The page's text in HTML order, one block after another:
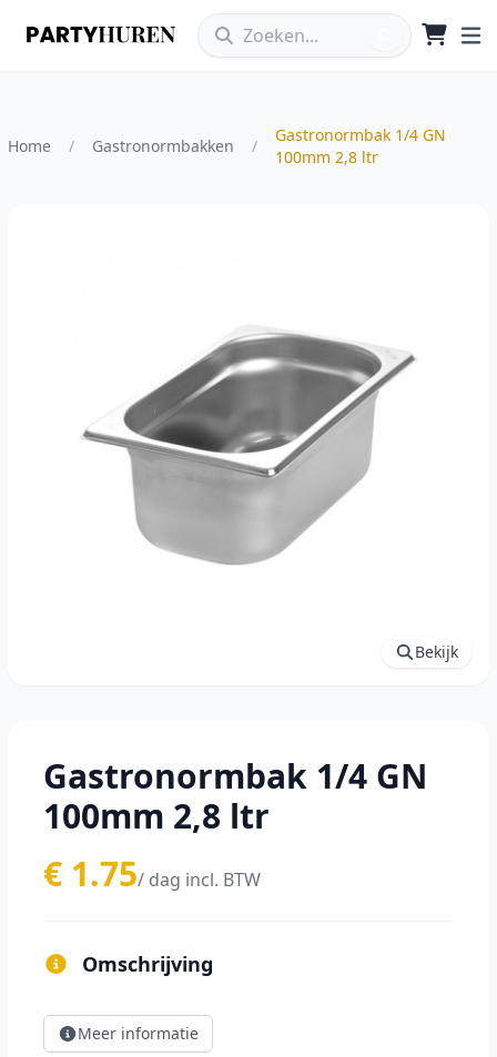
Home / Gastronormbakken /
Gastronormbak 1/4 GN
100mm 2,8 ltr
Vergroot afbeelding
Bekijk
Gastronormbak 1/4 GN
100mm 2,8 ltr
€ 1.75/ dag incl. BTW
Omschrijving
Meer informatie